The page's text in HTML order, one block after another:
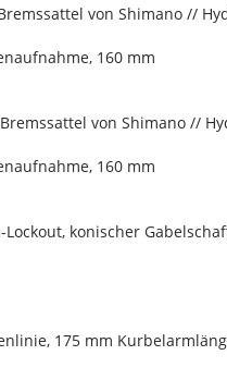
von Shimano //
160 mm
von Shimano //
160 mm
konischer
175 mm